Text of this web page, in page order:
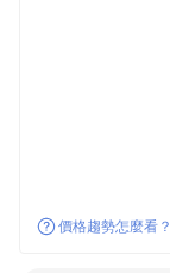
價格趨勢怎麼看？